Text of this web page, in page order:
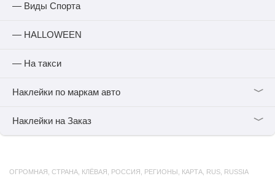
— Виды Спорта
— HALLOWEEN
— На такси
Наклейки по маркам авто ﹀
Наклейки на Заказ ﹀
ОГРОМНАЯ СТРАНА КЛЁВАЯ РОССИЯ РЕГИОНЫ КАРТА RUS RUSSIA